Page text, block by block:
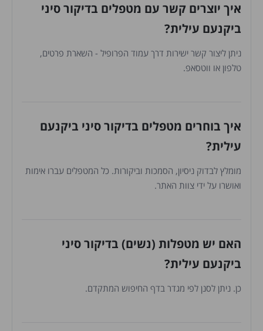
איך יוצרים קשר עם מטפלים בדיקור סיני
ביקנעם עילית?
ניתן ליצור קשר ישירות דרך עמוד הפרופיל - השארת פרטים,
טלפון או ווטסאפ.
איך בוחרים מטפלים בדיקור סיני ביקנעם
עילית?
מומלץ לבדוק ניסיון, הסמכות וביקורות. כל המטפלים עברו אימות
ואושרו על ידי צוות האתר.
האם יש מטפלות (נשים) בדיקור סיני
ביקנעם עילית?
כן. ניתן לסנן לפי מגדר בדף החיפוש המתקדם.